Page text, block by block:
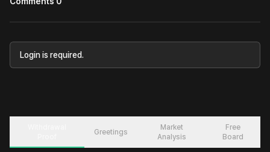
Login is required.
Greetings
Market
Analysis
Free
Board